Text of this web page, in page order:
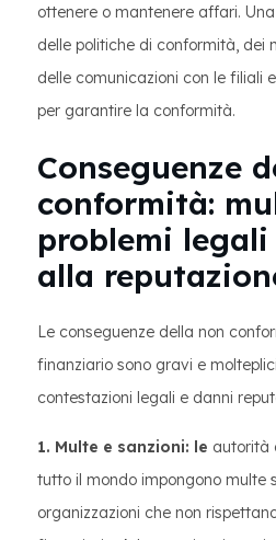
ottenere o mantenere affari.
delle politiche di conformità, dei
delle comunicazioni con le filiali
per garantire la conformità.
Conseguenze
conformità:
problemi
alla
Le conseguenze della non
finanziario sono gravi e
contestazioni legali e danni
1. Multe e sanzioni: le autorità
tutto il mondo impongono multe
organizzazioni che non